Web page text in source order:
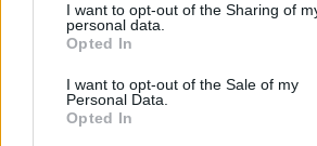
I want to opt-out of the Sharing of
personal data.
Opted In
I want to opt-out of the Sale of my
Personal Data.
Opted In
Lavez les roues et les étriers à
éliminer la poussière.
Donnez le temps aux
roder.